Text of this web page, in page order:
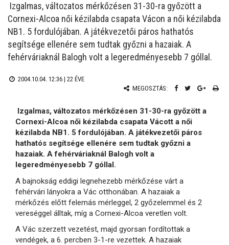
Izgalmas, változatos mérkőzésen 31-30-ra győzött a
Cornexi-Alcoa női kézilabda csapata Vácon a női kézilabda
NB1. 5 fordulójában. A játékvezetői páros hathatós
segítsége ellenére sem tudtak győzni a hazaiak. A
fehérváriaknál Balogh volt a legeredményesebb 7 góllal.
2004.10.04. 12:36 | 22 ÉVE
MEGOSZTÁS:
Izgalmas, változatos mérkőzésen 31-30-ra győzött a
Cornexi-Alcoa női kézilabda csapata Vácott a női
kézilabda NB1. 5 fordulójában. A játékvezetői páros
hathatós segítsége ellenére sem tudtak győzni a
hazaiak. A fehérváriaknál Balogh volt a
legeredményesebb 7 góllal.
A bajnokság eddigi legnehezebb mérkőzése várt a
fehérvári lányokra a Vác otthonában. A hazaiak a
mérkőzés előtt felemás mérleggel, 2 győzelemmel és 2
vereséggel álltak, míg a Cornexi-Alcoa veretlen volt.
A Vác szerzett vezetést, majd gyorsan fordítottak a
vendégek, a 6. percben 3-1-re vezettek. A hazaiak